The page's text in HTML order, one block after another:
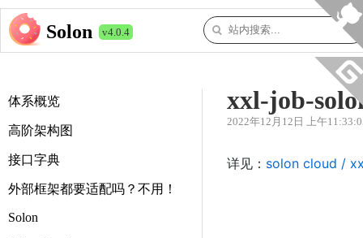
Solon v4.0.4
体系概览
高阶架构图
接口字典
外部框架都要适配吗？不用！
Solon
xxl-job-
2022年12月12日 上午
详见： solon cloud /